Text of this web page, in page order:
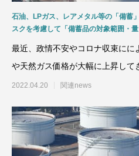
石油、LPガス、レアメタル等の「備蓄
スクを考慮して「備蓄品の対象範囲・
最近、政情不安やコロナ収束にに
や天然ガス価格が大幅に上昇して
や素材などの資源を海外
2022.04.20 関連news